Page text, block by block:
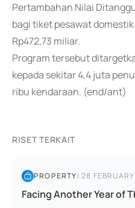
Pertambahan Nilai
bagi tiket pesawat
Rp472,73 miliar.
Program tersebut
kepada sekitar 4,4 juta
ribu kendaraan. (end/ant)
RISET TERKAIT
PROPERTY|28
Facing Another Year of